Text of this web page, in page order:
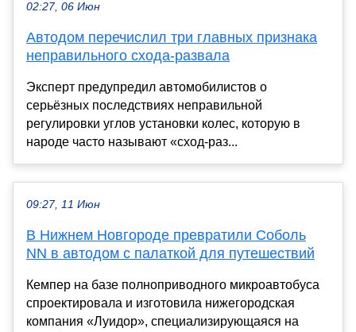
02:27, 06 Июн
Автодом перечислил три главных признака
неправильного схода-развала
Эксперт предупредил автомобилистов о
серьёзных последствиях неправильной
регулировки углов установки колес, которую в
народе часто называют «сход-раз...
09:27, 11 Июн
В Нижнем Новгороде превратили Соболь
NN в автодом с палаткой для путешествий
Кемпер на базе полноприводного микроавтобуса
спроектировала и изготовила нижегородская
компания «Луидор», специализирующаяся на